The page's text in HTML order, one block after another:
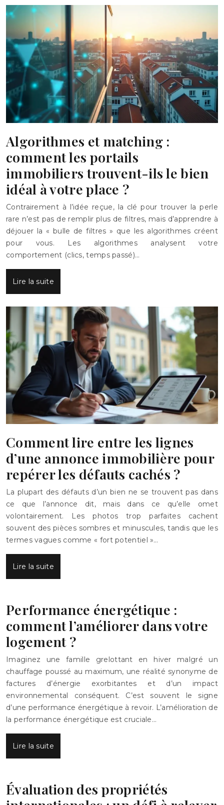
Algorithmes et matching :
comment les portails
immobiliers trouvent-ils le bien
idéal à votre place ?
Contrairement à l’idée reçue, la clé pour trouver la perle
rare n’est pas de remplir plus de filtres, mais d’apprendre à
déjouer la « bulle de filtres » que les algorithmes créent
pour vous. Les algorithmes analysent votre
comportement (clics, temps passé)…
Lire la suite
Comment lire entre les lignes
d’une annonce immobilière pour
repérer les défauts cachés ?
La plupart des défauts d’un bien ne se trouvent pas dans
ce que l’annonce dit, mais dans ce qu’elle omet
volontairement. Les photos trop parfaites cachent
souvent des pièces sombres et minuscules, tandis que les
termes vagues comme « fort potentiel »…
Lire la suite
Performance énergétique :
comment l’améliorer dans votre
logement ?
Imaginez une famille grelottant en hiver malgré un
chauffage poussé au maximum, une réalité synonyme de
factures d’énergie exorbitantes et d’un impact
environnemental conséquent. C’est souvent le signe
d’une performance énergétique à revoir. L’amélioration de
la performance énergétique est cruciale…
Lire la suite
Évaluation des propriétés